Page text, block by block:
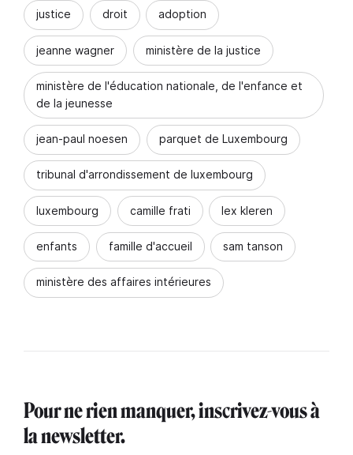
justice droit adoption
jeanne wagner ministère de la justice
ministère de l'éducation nationale, de l'enfance et
de la jeunesse
jean-paul noesen parquet de Luxembourg
tribunal d'arrondissement de luxembourg
luxembourg camille frati lex kleren
enfants famille d'accueil sam tanson
ministère des affaires intérieures
Pour ne rien manquer, inscrivez-vous à
la newsletter.